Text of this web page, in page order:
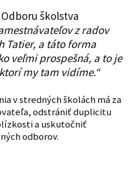
školstva
z radov
Tatier, a táto forma
veľmi prospešná, a to je
my tam vidíme.“
v stredných školách má za
odstrániť duplicitu
a uskutočniť
odborov.